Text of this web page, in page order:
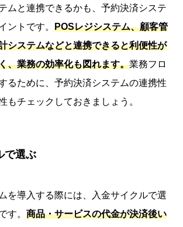
ムと連携できるかも、予約決済システ
ントです。 POSレジシステム、顧客管
システムなどと連携できると利便性が
、業務の効率化も図れます。業務フロ
るために、予約決済システムの連携性
もチェックしておきましょう。
で選ぶ
を導入する際には、入金サイクルで選
す。 商品・サービスの代金が決済後い